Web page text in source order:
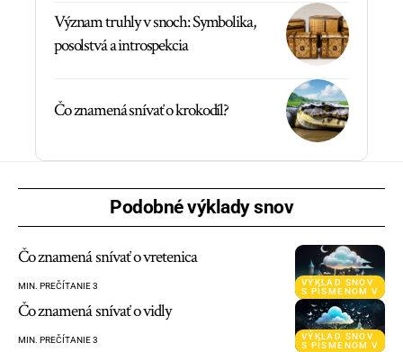
Význam truhly v snoch: Symbolika,
posolstvá a introspekcia
Čo znamená snívať o krokodíl?
Podobné výklady snov
VÝKLAD SNOV
S PÍSMENOM V
Čo znamená snívať o vretenica
MIN. PREČÍTANIE 3
VÝKLAD SNOV
S PÍSMENOM V
Čo znamená snívať o vidly
MIN. PREČÍTANIE 3